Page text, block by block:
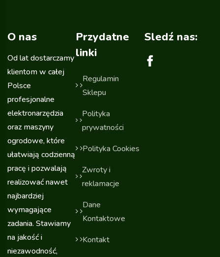
O nas
Od lat dostarczamy
klientom w całej
Polsce
profesjonalne
elektronarzędzia
oraz maszyny
ogrodowe, które
ułatwiają codzienną
pracę i pozwalają
realizować nawet
najbardziej
wymagające
zadania. Stawiamy
na jakość i
niezawodność,
Przydatne
linki
Regulamin
Sklepu
Polityka
prywatności
Polityka Cookies
Zwroty i
reklamacje
Dane
Kontaktowe
Kontakt
Sledź nas: